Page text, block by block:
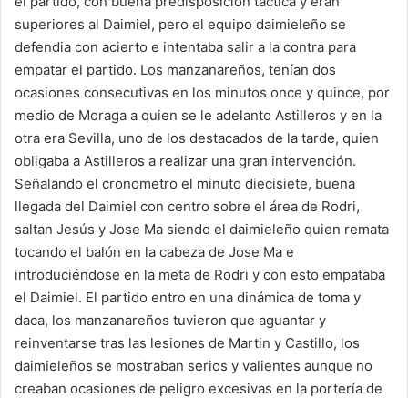
superiores al Daimiel, pero el equipo daimieleño se
defendia con acierto e intentaba salir a la contra para
empatar el partido. Los manzanareños, tenían dos
ocasiones consecutivas en los minutos once y quince, por
medio de Moraga a quien se le adelanto Astilleros y en la
otra era Sevilla, uno de los destacados de la tarde, quien
obligaba a Astilleros a realizar una gran intervención.
Señalando el cronometro el minuto diecisiete, buena
llegada del Daimiel con centro sobre el área de Rodri,
saltan Jesús y Jose Ma siendo el daimieleño quien remata
tocando el balón en la cabeza de Jose Ma e
introduciéndose en la meta de Rodri y con esto empataba
el Daimiel. El partido entro en una dinámica de toma y
daca, los manzanareños tuvieron que aguantar y
reinventarse tras las lesiones de Martin y Castillo, los
daimieleños se mostraban serios y valientes aunque no
creaban ocasiones de peligro excesivas en la portería de